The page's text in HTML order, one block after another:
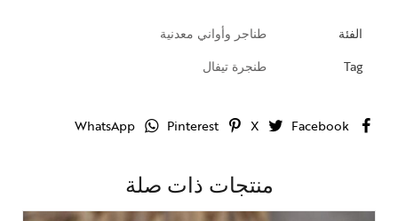
الفئة
طناجر وأواني معدنية
Tag
طنجرة تيفال
Facebook
X
Pinterest
WhatsApp
منتجات ذات صلة